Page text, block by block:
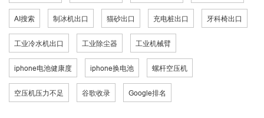
AI搜索 制冰机出口 猫砂出口 充电桩出口 牙科椅出口
工业冷水机出口 工业除尘器 工业机械臂
iphone电池健康度 iphone换电池 螺杆空压机
空压机压力不足 谷歌收录 Google排名